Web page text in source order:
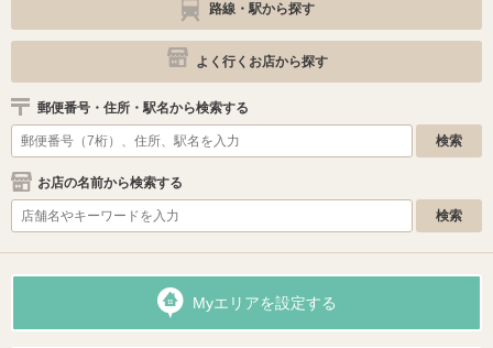
路線・駅から探す
よく行くお店から探す
郵便番号・住所・駅名から検索する
お店の名前から検索する
Myエリアを設定する